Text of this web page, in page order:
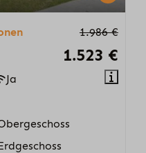
1.986 €
1.523 €
Ja